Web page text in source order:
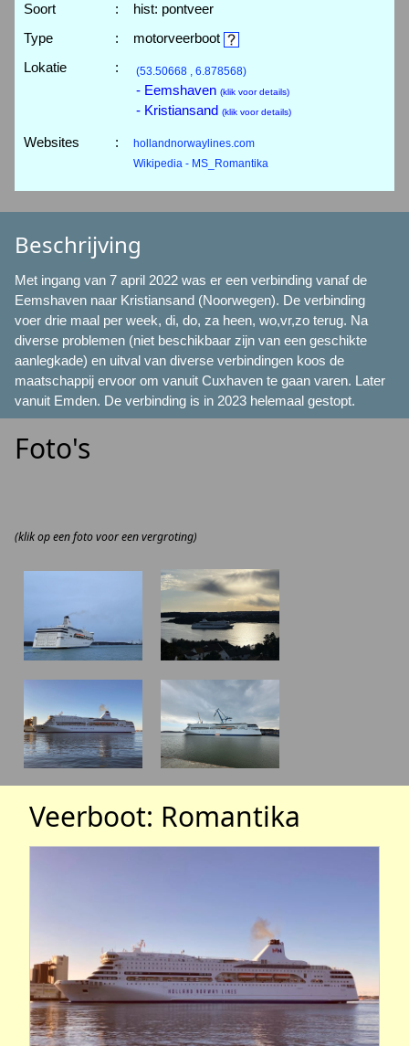
Soort
:
hist: pontveer
Type
:
motorveerboot
Lokatie
: (53.50668 , 6.878568)
- Eemshaven (klik voor details)
- Kristiansand (klik voor details)
Websites :
hollandnorwaylines.com
Wikipedia - MS_Romantika
Beschrijving
Met ingang van 7 april 2022 was er een verbinding vanaf de
Eemshaven naar Kristiansand (Noorwegen). De verbinding
voer drie maal per week, di, do, za heen, wo,vr,zo terug. Na
diverse problemen (niet beschikbaar zijn van een geschikte
aanlegkade) en uitval van diverse verbindingen koos de
maatschappij ervoor om vanuit Cuxhaven te gaan varen. Later
vanuit Emden. De verbinding is in 2023 helemaal gestopt.
Foto's
(klik op een foto voor een vergroting)
Veerboot: Romantika